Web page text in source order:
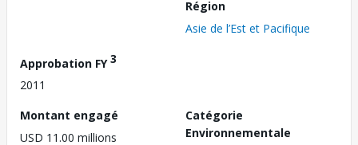
Région
Asie de l’Est et Pacifique
Approbation FY3
2011
Montant engagé
USD 11.00 millions
Catégorie
Environnementale